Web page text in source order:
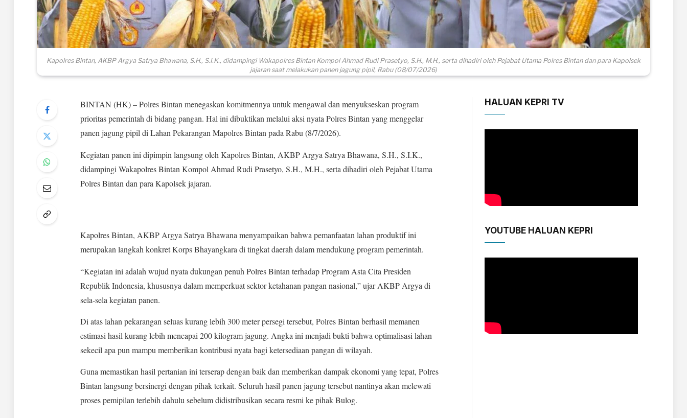
Kapolres Bintan, AKBP Argya Satrya Bhawana, S.H., S.I.K., didampingi Wakapolres Bintan Kompol Ahmad Rudi Prasetyo, S.H., M.H., serta dihadiri oleh Pejabat Utama Polres Bintan dan para Kapolsek
jajaran saat melakukan panen jagung pipil, Rabu (08/07/2026)
BINTAN (HK) – Polres Bintan menegaskan komitmennya untuk mengawal dan menyukseskan program
prioritas pemerintah di bidang pangan. Hal ini dibuktikan melalui aksi nyata Polres Bintan yang menggelar
panen jagung pipil di Lahan Pekarangan Mapolres Bintan pada Rabu (8/7/2026).
Kegiatan panen ini dipimpin langsung oleh Kapolres Bintan, AKBP Argya Satrya Bhawana, S.H., S.I.K.,
didampingi Wakapolres Bintan Kompol Ahmad Rudi Prasetyo, S.H., M.H., serta dihadiri oleh Pejabat Utama
Polres Bintan dan para Kapolsek jajaran.
Kapolres Bintan, AKBP Argya Satrya Bhawana menyampaikan bahwa pemanfaatan lahan produktif ini
merupakan langkah konkret Korps Bhayangkara di tingkat daerah dalam mendukung program pemerintah.
“Kegiatan ini adalah wujud nyata dukungan penuh Polres Bintan terhadap Program Asta Cita Presiden
Republik Indonesia, khususnya dalam memperkuat sektor ketahanan pangan nasional,” ujar AKBP Argya di
sela-sela kegiatan panen.
Di atas lahan pekarangan seluas kurang lebih 300 meter persegi tersebut, Polres Bintan berhasil memanen
estimasi hasil kurang lebih mencapai 200 kilogram jagung. Angka ini menjadi bukti bahwa optimalisasi lahan
sekecil apa pun mampu memberikan kontribusi nyata bagi ketersediaan pangan di wilayah.
Guna memastikan hasil pertanian ini terserap dengan baik dan memberikan dampak ekonomi yang tepat, Polres
Bintan langsung bersinergi dengan pihak terkait. Seluruh hasil panen jagung tersebut nantinya akan melewati
proses pemipilan terlebih dahulu sebelum didistribusikan secara resmi ke pihak Bulog.
HALUAN KEPRI TV
YOUTUBE HALUAN KEPRI